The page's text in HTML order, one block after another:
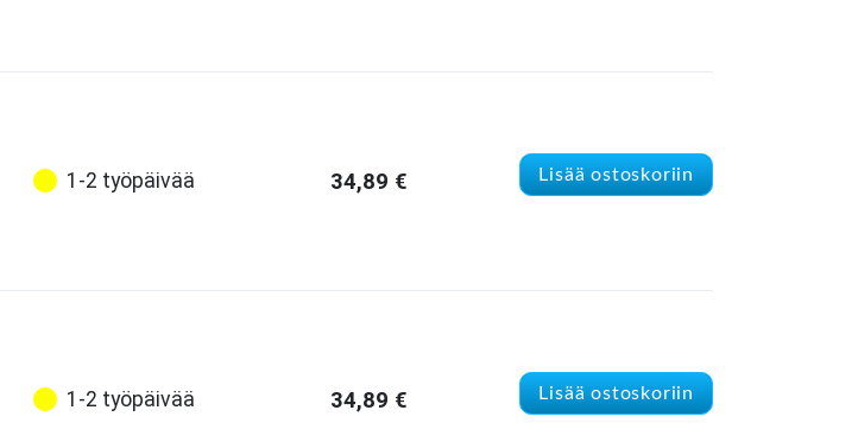
1-2 työpäivää 34,89 € Lisää ostoskoriin
1-2 työpäivää 34,89 € Lisää ostoskoriin